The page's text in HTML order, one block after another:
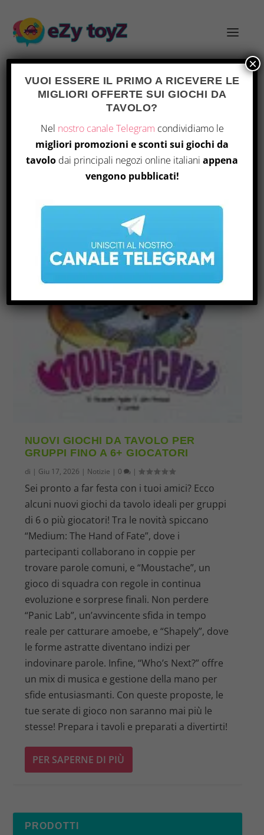
TAG:GIOCHI PER GRUPPI NUMEROSI
NUOVI GIOCHI DA TAVOLO PER
GRUPPI FINO A 6+ GIOCATORI
di | Giu 17, 2026 | Notizie | 0 |
Sei pronto a far festa con i tuoi amici? Ecco
alcuni nuovi giochi da tavolo ideali per gruppi
di 6 o più giocatori! Tra le novità spiccano
“Medium: The Hand of Fate”, dove i
partecipanti collaborano in coppie per
trovare parole comuni, e “Moustache”, un
gioco di squadra con regole in continua
evoluzione e sorprese finali. Non perdere
“Panic Lab”, un’avvincente sfida in tempo
reale per catturare amoebe, e “Shapely”, dove
le forme astratte diventano indizi per
indovinare parole. Infine, “Who’s Next?” offre
un mix di musica e gestione della mano per
sfide entusiasmanti. Con queste proposte, le
tue serate di gioco non saranno mai più le
stesse! Prepara i tavoli e preparati a divertirti!
PER SAPERNE DI PIÙ
PRODOTTI
VUOI ESSERE IL PRIMO A RICEVERE LE
MIGLIORI OFFERTE SUI GIOCHI DA
TAVOLO?
Nel nostro canale Telegram condividiamo le
migliori promozioni e sconti sui giochi da
tavolo dai principali negozi online italiani appena
vengono pubblicati!
×